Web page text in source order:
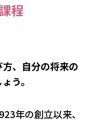
程
、自分の将来の
う。
年の創立以来、